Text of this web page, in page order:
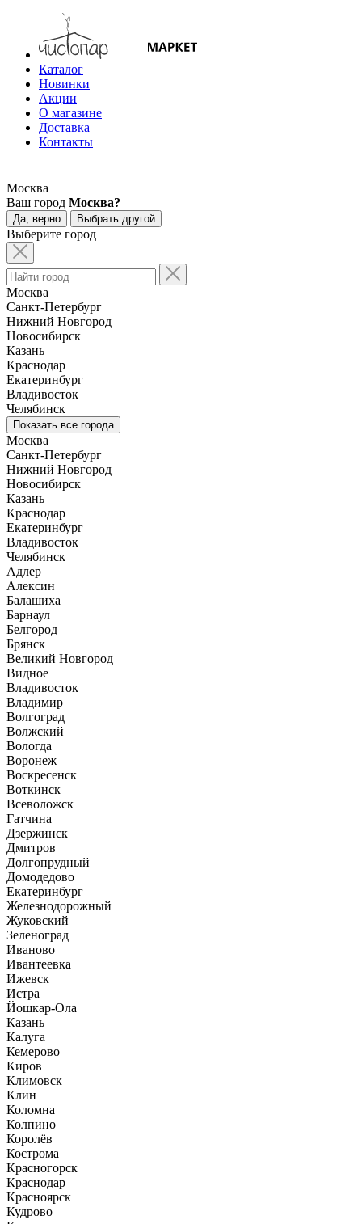
Каталог
Новинки
Акции
О магазине
Доставка
Контакты
Москва
Ваш город Москва?
Да, верно Выбрать другой
Выберите город
Москва
Санкт-Петербург
Нижний Новгород
Новосибирск
Казань
Краснодар
Екатеринбург
Владивосток
Челябинск
Показать все города
Москва
Санкт-Петербург
Нижний Новгород
Новосибирск
Казань
Краснодар
Екатеринбург
Владивосток
Челябинск
Адлер
Алексин
Балашиха
Барнаул
Белгород
Брянск
Великий Новгород
Видное
Владивосток
Владимир
Волгоград
Волжский
Вологда
Воронеж
Воскресенск
Воткинск
Всеволожск
Гатчина
Дзержинск
Дмитров
Долгопрудный
Домодедово
Екатеринбург
Железнодорожный
Жуковский
Зеленоград
Иваново
Ивантеевка
Ижевск
Истра
Йошкар-Ола
Казань
Калуга
Кемерово
Киров
Климовск
Клин
Коломна
Колпино
Королёв
Кострома
Красногорск
Краснодар
Красноярск
Кудрово